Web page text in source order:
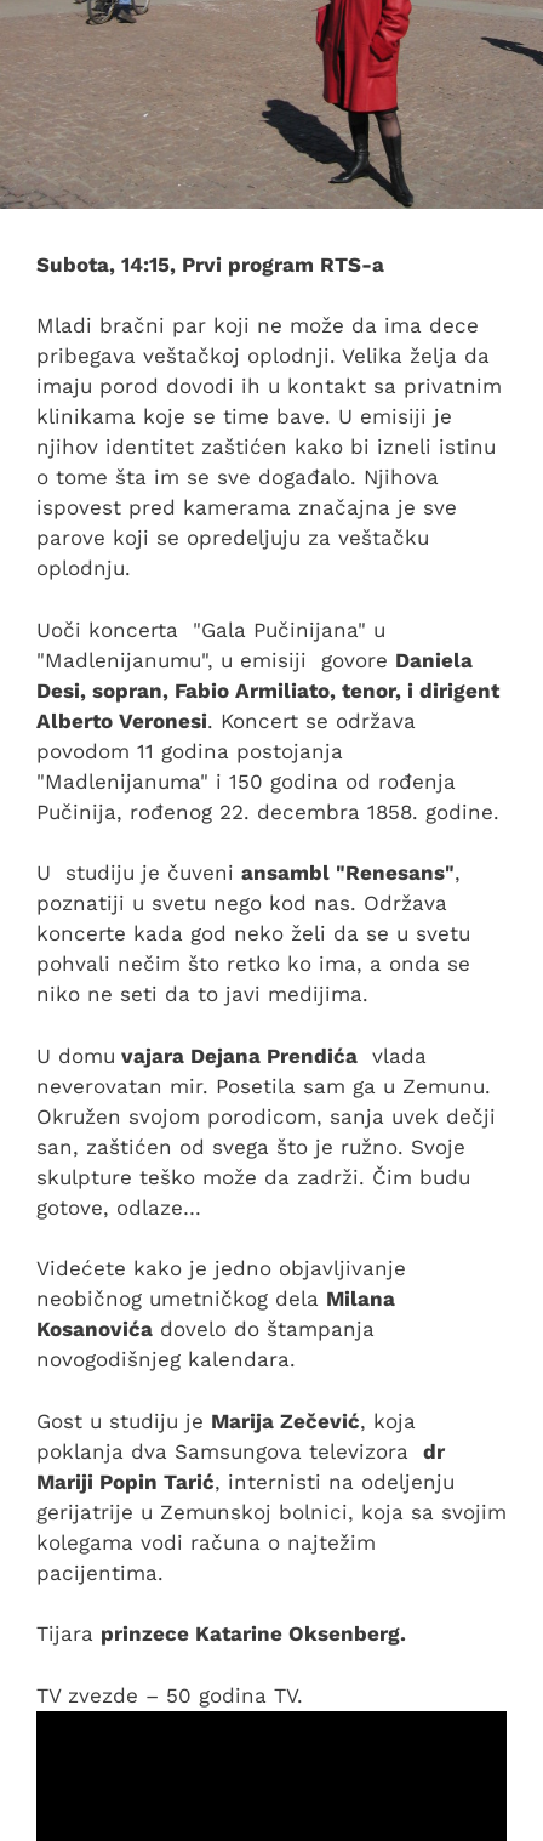
Subota, 14:15, Prvi program RTS-a
Mladi bračni par koji ne može da ima dece
pribegava veštačkoj oplodnji. Velika želja da
imaju porod dovodi ih u kontakt sa privatnim
klinikama koje se time bave. U emisiji je
njihov identitet zaštićen kako bi izneli istinu
o tome šta im se sve događalo. Njihova
ispovest pred kamerama značajna je sve
parove koji se opredeljuju za veštačku
oplodnju.
Uoči koncerta "Gala Pučinijana" u
"Madlenijanumu", u emisiji govore Daniela
Desi, sopran, Fabio Armiliato, tenor, i dirigent
Alberto Veronesi. Koncert se održava
povodom 11 godina postojanja
"Madlenijanuma" i 150 godina od rođenja
Pučinija, rođenog 22. decembra 1858. godine.
U studiju je čuveni ansambl "Renesans",
poznatiji u svetu nego kod nas. Održava
koncerte kada god neko želi da se u svetu
pohvali nečim što retko ko ima, a onda se
niko ne seti da to javi medijima.
U domu vajara Dejana Prendića vlada
neverovatan mir. Posetila sam ga u Zemunu.
Okružen svojom porodicom, sanja uvek dečji
san, zaštićen od svega što je ružno. Svoje
skulpture teško može da zadrži. Čim budu
gotove, odlaze…
Videćete kako je jedno objavljivanje
neobičnog umetničkog dela Milana
Kosanovića dovelo do štampanja
novogodišnjeg kalendara.
Gost u studiju je Marija Zečević, koja
poklanja dva Samsungova televizora dr
Mariji Popin Tarić, internisti na odeljenju
gerijatrije u Zemunskoj bolnici, koja sa svojim
kolegama vodi računa o najtežim
pacijentima.
Tijara prinzece Katarine Oksenberg.
TV zvezde – 50 godina TV.